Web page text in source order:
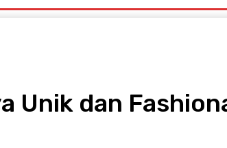
Unik dan